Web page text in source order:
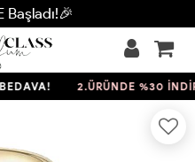
Başladı!🎉
2.ÜRÜNDE %30